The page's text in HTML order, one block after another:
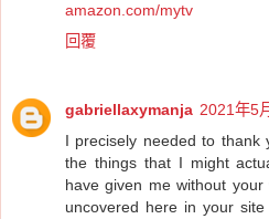
amazon.com/mytv
回覆
gabriellaxymanja 2021年5
I precisely needed to
the things that I might
have given me without
uncovered here in your